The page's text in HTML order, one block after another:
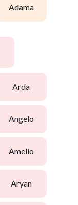
adama
arda
angelo
amelio
aryan